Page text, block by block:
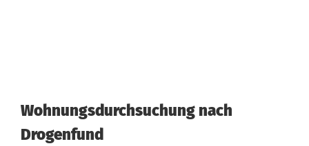
l
a
Wohnungsdurchsuchung nach
Drogenfund